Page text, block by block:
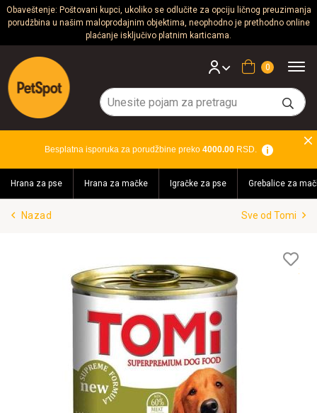
Obaveštenje: Poštovani kupci, ukoliko se odlučite za opciju ličnog preuzimanja
porudžbina u našim maloprodajnim objektima, neophodno je prethodno online
plaćanje isključivo platnim karticama.
Psi
Mačke
Glodari
Akvaristika
Teraristika
Brendovi
Korpa
Besplatna isporuka za porudžbine preko 4000.00RSD.
Hrana za pse Hrana za mačke Igračke za pse Grebalice za
Nazad Sve od Tomi